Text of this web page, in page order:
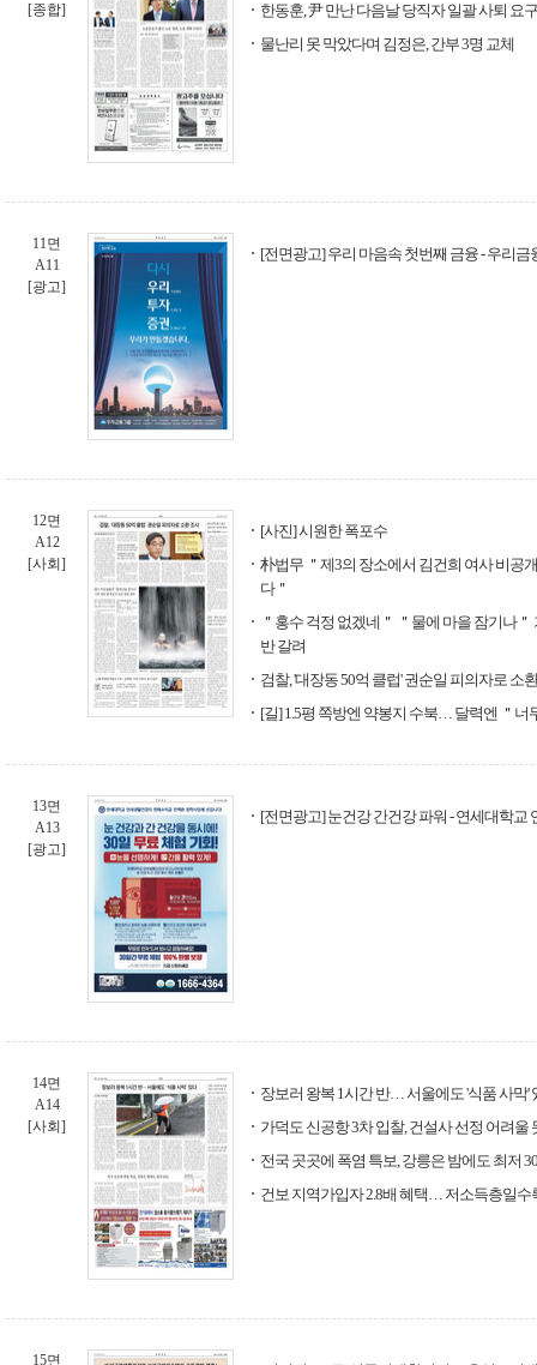
[종합]
한동훈, 尹 만난 다음날 당직자 일괄 사퇴 요구
물난리 못 막았다며 김정은, 간부 3명 교체
11면
A11
[광고]
[전면광고] 우리 마음속 첫번째 금융 - 우리금
12면
A12
[사회]
[사진] 시원한 폭포수
朴법무 ＂제3의 장소에서 김건희 여사 비공
다＂
＂홍수 걱정 없겠네＂ ＂물에 마을 잠기나＂
반 갈려
검찰, '대장동 50억 클럽' 권순일 피의자로 소
[길] 1.5평 쪽방엔 약봉지 수북… 달력엔 ＂너
13면
A13
[광고]
[전면광고] 눈건강 간건강 파워 - 연세대학교
14면
A14
[사회]
장보러 왕복 1시간 반… 서울에도 '식품 사막'
가덕도 신공항 3차 입찰, 건설사 선정 어려울
전국 곳곳에 폭염 특보, 강릉은 밤에도 최저
건보 지역가입자 2.8배 혜택… 저소득층일수
15면